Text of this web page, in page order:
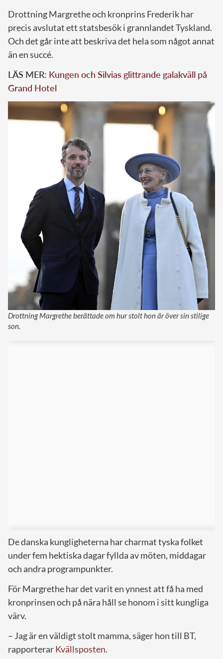
Drottning Margrethe och kronprins Frederik har
precis avslutat ett statsbesök i grannlandet Tyskland.
Och det går inte att beskriva det hela som något annat
än en succé.
LÄS MER: Kungen och Silvias glittrande galakväll på
Grand Hotel
Drottning Margrethe berättade om hur stolt hon är över sin stilige
son.
De danska kungligheterna har charmat tyska folket
under fem hektiska dagar fyllda av möten, middagar
och andra programpunkter.
För Margrethe har det varit en ynnest att få ha med
kronprinsen och på nära håll se honom i sitt kungliga
värv.
– Jag är en väldigt stolt mamma, säger hon till BT,
rapporterarKvällsposten.